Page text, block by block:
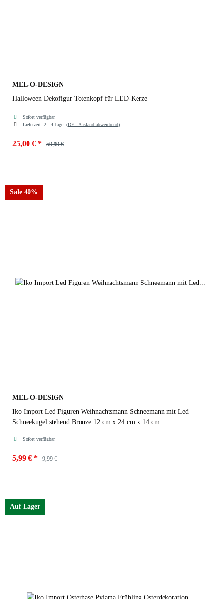
MEL-O-DESIGN
Halloween Dekofigur Totenkopf für LED-Kerze
Sofort verfügbar
Lieferzeit: 2 - 4 Tage (DE - Ausland abweichend)
25,00 € * 59,99 €
Sale 40%
MEL-O-DESIGN
Iko Import Led Figuren Weihnachtsmann Schneemann mit Led
Schneekugel stehend Bronze 12 cm x 24 cm x 14 cm
Sofort verfügbar
5,99 € * 9,99 €
Auf Lager